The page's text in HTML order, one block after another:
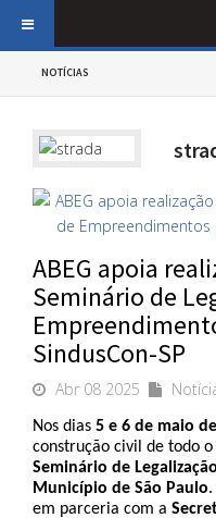
NOTÍCIAS
ABEG apoia
Seminário de
SindusCon-SP
Abr 08 2025
Nos dias 5 e 6 de maio
construção civil de todo
Seminário de
Município de São Paulo
em parceria com a